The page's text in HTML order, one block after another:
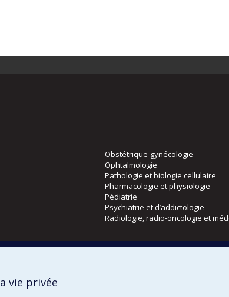
Obstétrique-gynécologie
Ophtalmologie
Pathologie et biologie cellulaire
Pharmacologie et physiologie
Pédiatrie
Psychiatrie et d’addictologie
Radiologie, radio-oncologie et
vie privée